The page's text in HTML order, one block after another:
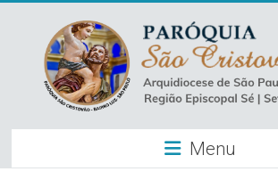
content
Paróquia
São
Menu